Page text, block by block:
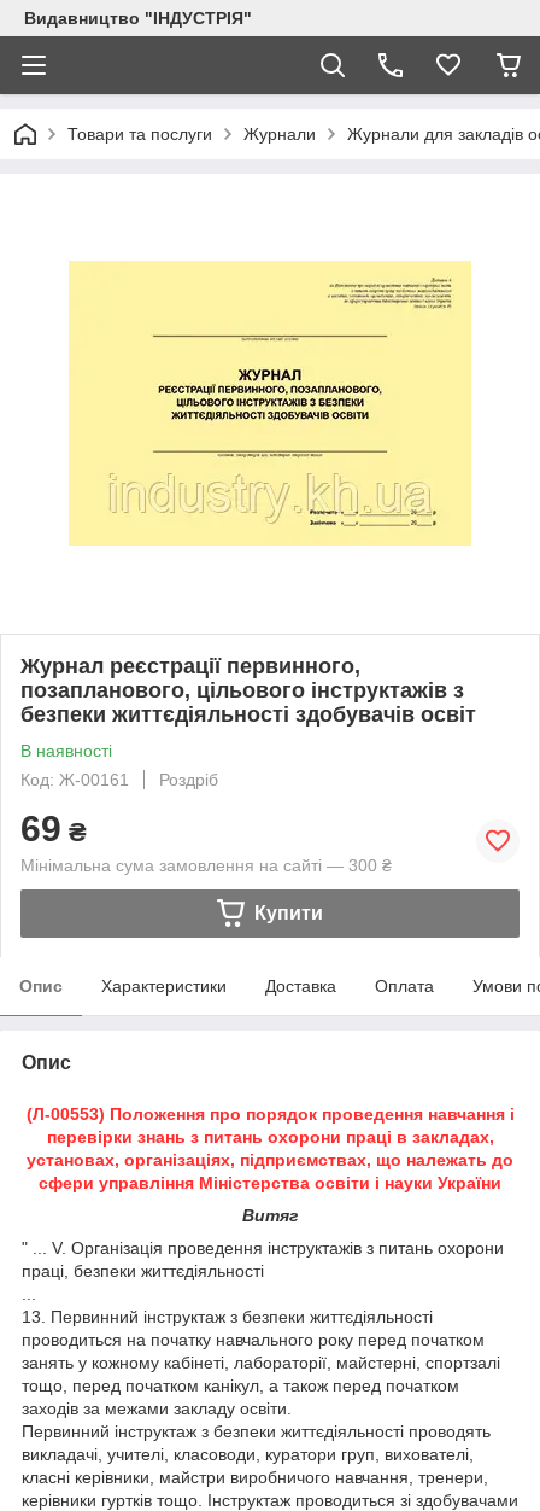
Видавництво "ІНДУСТРІЯ"
Товари та послуги Журнали Журнали для закладів
Журнал реєстрації первинного,
позапланового, цільового інструктажів з
безпеки життєдіяльності здобувачів освіт
В наявності
Код: Ж-00161
Роздріб
69 ₴
Мінімальна сума замовлення на сайті — 300 ₴
Купити
Опис Характеристики Доставка Оплата Умови
Опис
(Л-00553) Положення про порядок проведення навчання і
перевірки знань з питань охорони праці в закладах,
установах, організаціях, підприємствах, що належать до
сфери управління Міністерства освіти і науки України
Витяг
" ... V. Організація проведення інструктажів з питань охорони
праці, безпеки життєдіяльності
13. Первинний інструктаж з безпеки життєдіяльності
проводиться на початку навчального року перед початком
занять у кожному кабінеті, лабораторії, майстерні, спортзалі
тощо, перед початком канікул, а також перед початком
заходів за межами закладу освіти.
Первинний інструктаж з безпеки життєдіяльності проводять
викладачі, учителі, класоводи, куратори груп, вихователі,
класні керівники, майстри виробничого навчання, тренери,
керівники гуртків тощо. Інструктаж проводиться зі здобувачами